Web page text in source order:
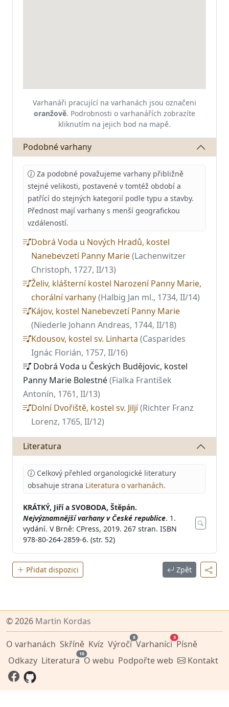
Varhanáři pracující na varhanách jsou označeni
oranžově. Podrobnosti o varhanářích zobrazíte
kliknutím na jejich bod na mapě.
Podobné varhany
Za podobné považujeme varhany přibližně
stejné velikosti, postavené v tomtéž období a
patřící do stejných kategorií podle typu a stavby.
Přednost mají varhany s menší geografickou
vzdáleností.
Dobrá Voda u Nových Hradů, kostel
Nanebevzetí Panny Marie(Lachenwitzer
Christoph, 1727, II/13)
Želiv, klášterní kostel Narození Panny Marie,
chorální varhany(Halbig Jan ml., 1734, II/14)
Kájov, kostel Nanebevzetí Panny Marie
(Niederle Johann Andreas, 1744, II/18)
Kdousov, kostel sv. Linharta (Casparides
Ignác Florián, 1757, II/16)
Dobrá Voda u Českých Budějovic, kostel
Panny Marie Bolestné(Fialka František
Antonín, 1761, II/13)
Dolní Dvořiště, kostel sv. Jiljí(Richter Franz
Lorenz, 1765, II/12)
Literatura
Celkový přehled organologické literatury
obsahuje strana Literatura o varhanách.
KRÁTKÝ, Jiří a SVOBODA, Štěpán.
Nejvýznamnější varhany v České republice. 1.
vydání. V Brně: CPress, 2019. 267 stran. ISBN
978-80-264-2859-6. (str. 52)
Přidat dispozici Zpět
© 2026 Martin Kordas
O varhanách Skříně Kvíz Výročí
8
Varhaníci
3
Písně
Odkazy Literatura
10
O webu Podpořte web Kontakt